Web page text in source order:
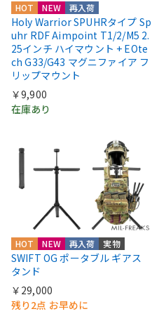
HOT NEW 再入荷
Holy Warrior SPUHRタイプ Sp
uhr RDF Aimpoint T1/2/M5 2.
25インチ ハイマウント + EOte
ch G33/G43 マグニファイア フ
リップマウント
￥9,900
在庫あり
HOT NEW 再入荷 実物
SWIFT OG ポータブル ギアス
タンド
￥29,000
残り2点 お早めに